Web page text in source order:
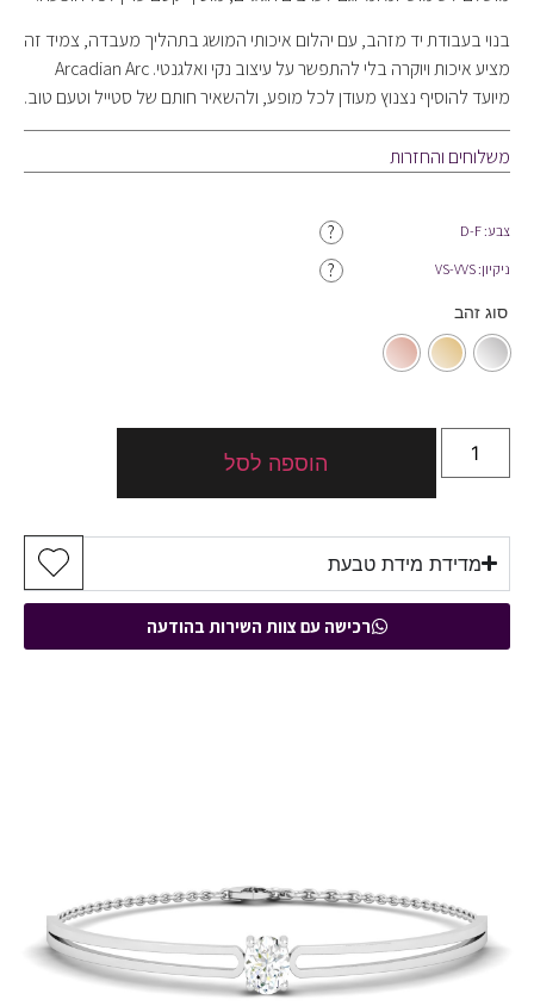
בנוי בעבודת יד מזהב, עם יהלום איכותי המושג בתהליך מעבדה, צמיד זה
מציע איכות ויוקרה בלי להתפשר על עיצוב נקי ואלגנטי. Arcadian Arc
מיועד להוסיף נצנוץ מעודן לכל מופע, ולהשאיר חותם של סטייל וטעם טוב.
משלוחים והחזרות
צבע: D-F ?
ניקיון: VS-VVS ?
סוג זהב
הוספה לסל
מדידת מידת טבעת
רכישה עם צוות השירות בהודעה